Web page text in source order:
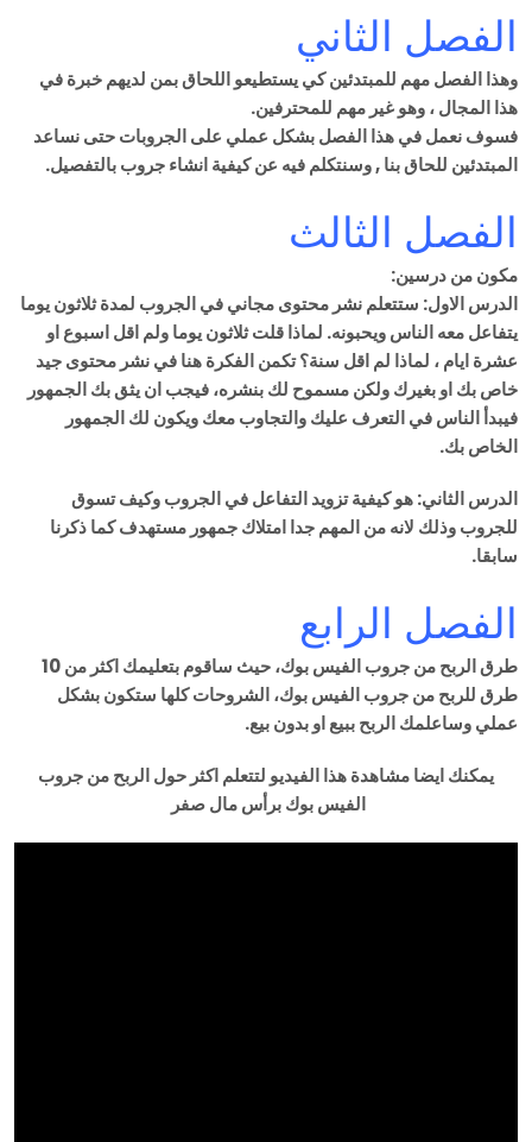
الفصل الثاني
وهذا الفصل مهم للمبتدئين كي يستطيعو اللحاق بمن لديهم خبرة في
هذا المجال ، وهو غير مهم للمحترفين.
فسوف نعمل في هذا الفصل بشكل عملي على الجروبات حتى نساعد
المبتدئين للحاق بنا , وسنتكلم فيه عن كيفية انشاء جروب بالتفصيل.
الفصل الثالث
مكون من درسين:
الدرس الاول: ستتعلم نشر محتوى مجاني في الجروب لمدة ثلاثون يوما
يتفاعل معه الناس ويحبونه. لماذا قلت ثلاثون يوما ولم اقل اسبوع او
عشرة ايام ، لماذا لم اقل سنة؟ تكمن الفكرة هنا في نشر محتوى جيد
خاص بك او بغيرك ولكن مسموح لك بنشره، فيجب ان يثق بك الجمهور
فيبدأ الناس في التعرف عليك والتجاوب معك ويكون لك الجمهور
الخاص بك.
الدرس الثاني: هو كيفية تزويد التفاعل في الجروب وكيف تسوق
للجروب وذلك لانه من المهم جدا امتلاك جمهور مستهدف كما ذكرنا
سابقا.
الفصل الرابع
طرق الربح من جروب الفيس بوك، حيث ساقوم بتعليمك اكثر من 10
طرق للربح من جروب الفيس بوك، الشروحات كلها ستكون بشكل
عملي وساعلمك الربح ببيع او بدون بيع.
يمكنك ايضا مشاهدة هذا الفيديو لتتعلم اكثر حول الربح من جروب
الفيس بوك برأس مال صفر